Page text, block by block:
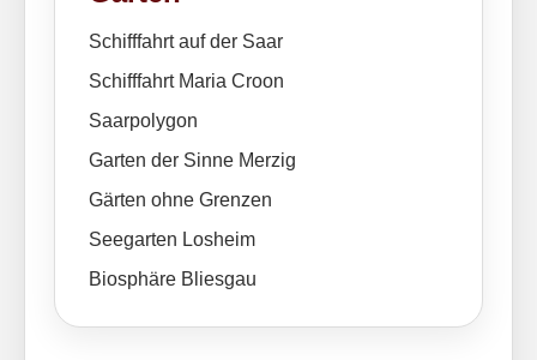
Schifffahrt auf der Saar
Schifffahrt Maria Croon
Saarpolygon
Garten der Sinne Merzig
Gärten ohne Grenzen
Seegarten Losheim
Biosphäre Bliesgau